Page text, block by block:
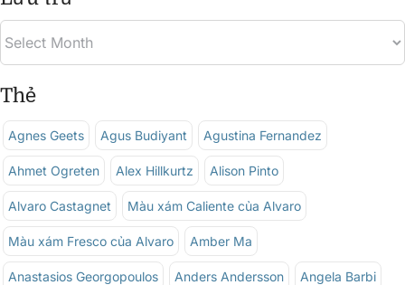
Thẻ
Agnes Geets Agus Budiyant Agustina Fernandez
Ahmet Ogreten Alex Hillkurtz Alison Pinto
Alvaro Castagnet Màu xám Caliente của Alvaro
Màu xám Fresco của Alvaro Amber Ma
Anastasios Georgopoulos Anders Andersson Angela Barbi